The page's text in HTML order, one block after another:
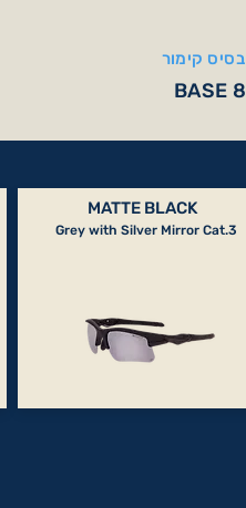
בסיס קימור
BASE 8
MATTE BLACK
Grey with Silver Mirror Cat.3